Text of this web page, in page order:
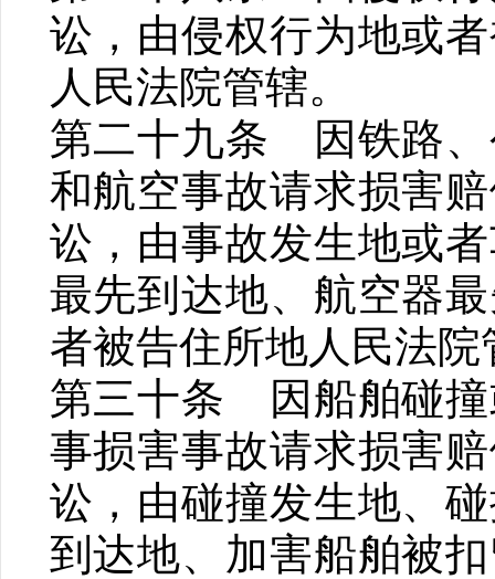
讼，由侵权行为地或
人民法院管辖。
第二十九条 因铁路、
和航空事故请求损害
讼，由事故发生地或
最先到达地、航空器
者被告住所地人民法院
第三十条 因船舶碰撞
事损害事故请求损害
讼，由碰撞发生地、
到达地、加害船舶被